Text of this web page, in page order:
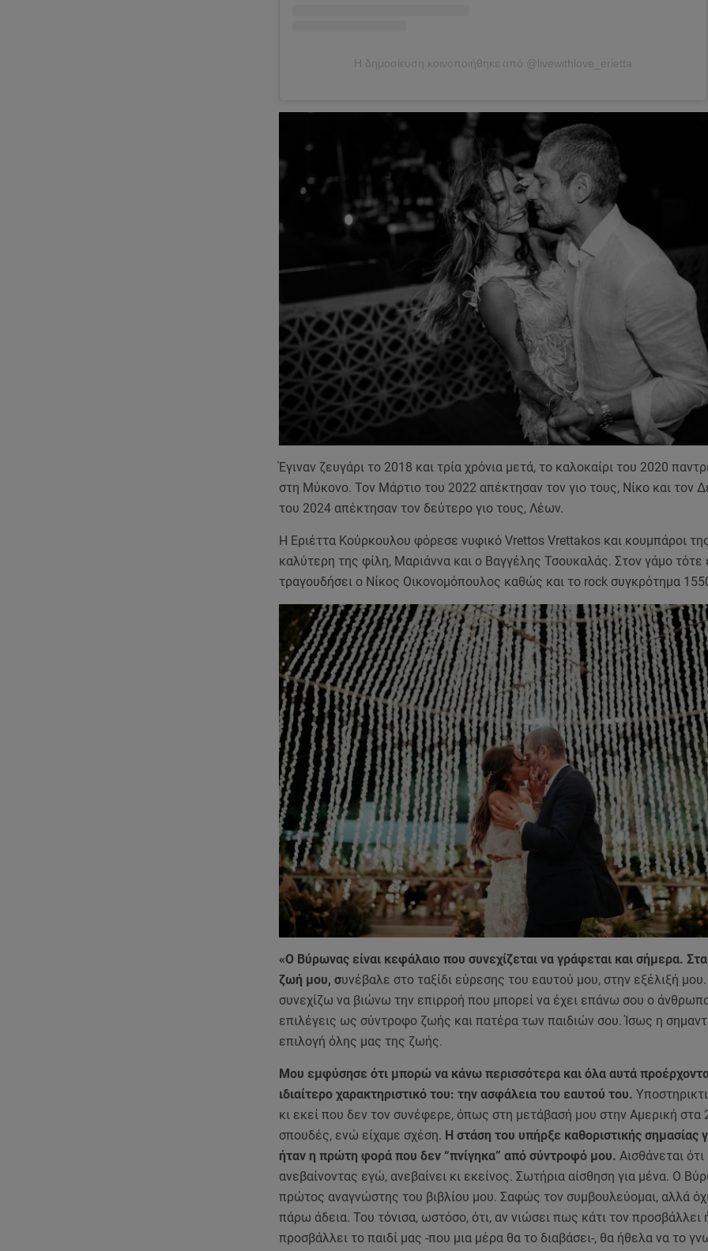
Η δημοσίευση κοινοποιήθηκε από @livewithlove_erietta
Έγιναν ζευγάρι το 2018 και τρία χρόνια μετά, το καλοκαίρι του 2020
στη Μύκονο. Τον Μάρτιο του 2022 απέκτησαν τον γιο τους, Νίκο και τον
του 2024 απέκτησαν τον δεύτερο γιο τους, Λέων.
Η Εριέττα Κούρκουλου φόρεσε νυφικό Vrettos Vrettakos και κουμπάροι
καλύτερη της φίλη, Μαριάννα και ο Βαγγέλης Τσουκαλάς. Στον γάμο τότε
τραγουδήσει ο Νίκος Οικονομόπουλος καθώς και το rock συγκρότημα
«Ο Βύρωνας είναι κεφάλαιο που συνεχίζεται να γράφεται και σήμερα.
ζωή μου, συνέβαλε στο ταξίδι εύρεσης του εαυτού μου, στην εξέλιξή
συνεχίζω να βιώνω την επιρροή που μπορεί να έχει επάνω σου ο
επιλέγεις ως σύντροφο ζωής και πατέρα των παιδιών σου. Ίσως η
επιλογή όλης μας της ζωής.
Μου εμφύσησε ότι μπορώ να κάνω περισσότερα και όλα αυτά
ιδιαίτερο χαρακτηριστικό του: την ασφάλεια του εαυτού του.
κι εκεί που δεν τον συνέφερε, όπως στη μετάβασή μου στην Αμερική στα
σπουδές, ενώ είχαμε σχέση. Η στάση του υπήρξε καθοριστικής σημασίας
ήταν η πρώτη φορά που δεν “πνίγηκα” από σύντροφό μου. Αισθάνεται ότι
ανεβαίνοντας εγώ, ανεβαίνει κι εκείνος. Σωτήρια αίσθηση για μένα. Ο
πρώτος αναγνώστης του βιβλίου μου. Σαφώς τον συμβουλεύομαι, αλλά
πάρω άδεια. Του τόνισα, ωστόσο, ότι, αν νιώσει πως κάτι τον προσβάλλει
προσβάλλει το παιδί μας -που μια μέρα θα το διαβάσει-, θα ήθελα να το